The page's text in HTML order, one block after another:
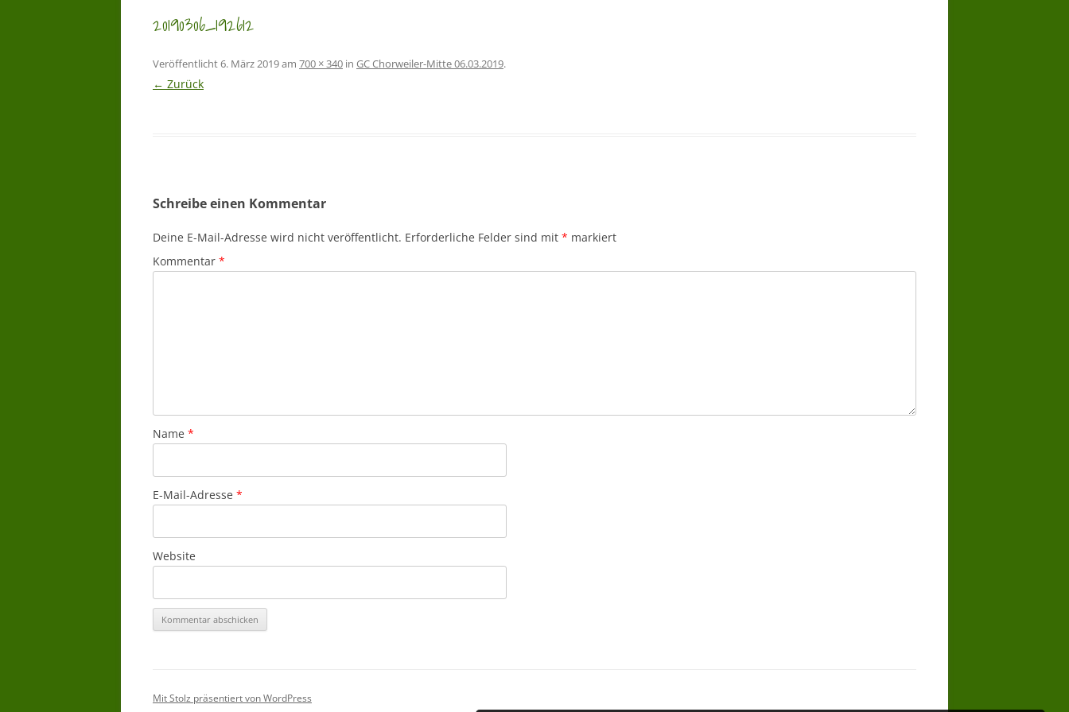
20190306_192612
Veröffentlicht6. März 2019am 700 × 340 in GC Chorweiler-Mitte 06.03.2019.
← Zurück
Schreibe einen Kommentar
Deine E-Mail-Adresse wird nicht veröffentlicht. Erforderliche Felder sind mit * markiert
Kommentar *
Name *
E-Mail-Adresse *
Website
Mit Stolz präsentiert von WordPress